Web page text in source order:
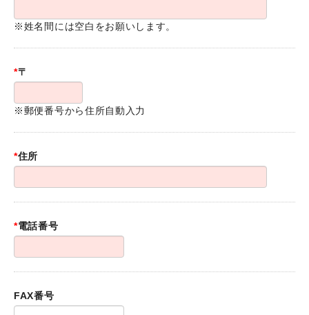
※姓名間には空白をお願いします。
*〒
※郵便番号から住所自動入力
*住所
*電話番号
FAX番号